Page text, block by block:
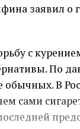
заявил о
с
По
обычных. В
сами